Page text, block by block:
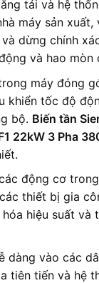
tải và hệ
máy sản xuất,
dừng chính
và hao mòn
máy đóng
khiển tốc độ
bộ. Biến tần
22kW 3 Pha
động cơ
thiết bị gia
hiệu suất và
dàng vào các
tiên tiến và hệ